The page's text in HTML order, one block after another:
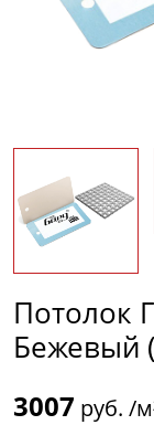
Потолок
Бежевый
3007 руб. /